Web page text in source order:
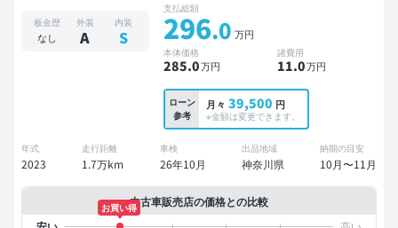
ライブレコーダー 衝突軽減
板金歴
なし
外装
A
内装
S
支払総額
296.0 万円
本体価格
285.0万円
諸費用
11.0万円
ローン
参考
月々 39,500 円
※金額は変更できます。
年式
2023
走行距離
1.7万km
車検
26年10月
出品地域
神奈川県
納期の目安
10月〜11月
中古車販売店の価格との比較
お買い得